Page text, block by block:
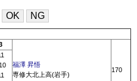
福澤 昇悟
専修大北上高(岩手)
170